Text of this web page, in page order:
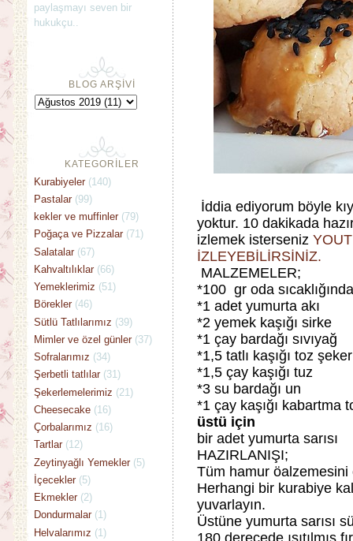
İddia ediyorum böyle
yoktur. 10 dakikada
izlemek isterseniz
İZLEYEBİLİRSİNİZ.
MALZEMELER;
*100 gr oda
*1 adet yumurta akı
*2 yemek kaşığı sirke
*1 çay bardağı sıvıyağ
*1,5 tatlı kaşığı toz şeker
*1,5 çay kaşığı tuz
*3 su bardağı un
*1 çay kaşığı kabartma
üstü için
bir adet yumurta sarısı
HAZIRLANIŞI;
Tüm hamur
Herhangi bir kurabiye
yuvarlayın.
Üstüne yumurta sarısı
paylaşmayı seven bir
hukukçu..
BLOG ARŞİVİ
KATEGORİLER
Kurabiyeler (140)
Pastalar (99)
kekler ve muffinler (79)
Poğaça ve Pizzalar (71)
Salatalar (67)
Kahvaltılıklar (66)
Yemeklerimiz (51)
Börekler (46)
Sütlü Tatlılarımız (39)
Mimler ve özel günler (37)
Sofralarımız (34)
Şerbetli tatlılar (31)
Şekerlemelerimiz (21)
Cheesecake (16)
Çorbalarımız (16)
Tartlar (12)
Zeytinyağlı Yemekler (5)
İçecekler (5)
Ekmekler (2)
Dondurmalar (1)
Helvalarımız (1)